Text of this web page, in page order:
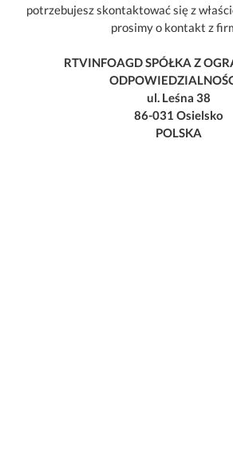
potrzebujesz skontaktować się z
prosimy o kontakt z
RTVINFOAGD SPÓŁKA Z
ul. Leśna 38
86-031 Osielsko
POLSKA